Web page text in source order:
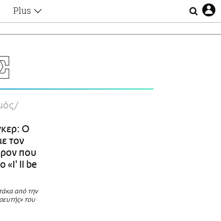
Plus
Οι Αθηναίοι
Lgbtqi+
Επιλογές
Ο
τον
που
«I' ll be
από την
του